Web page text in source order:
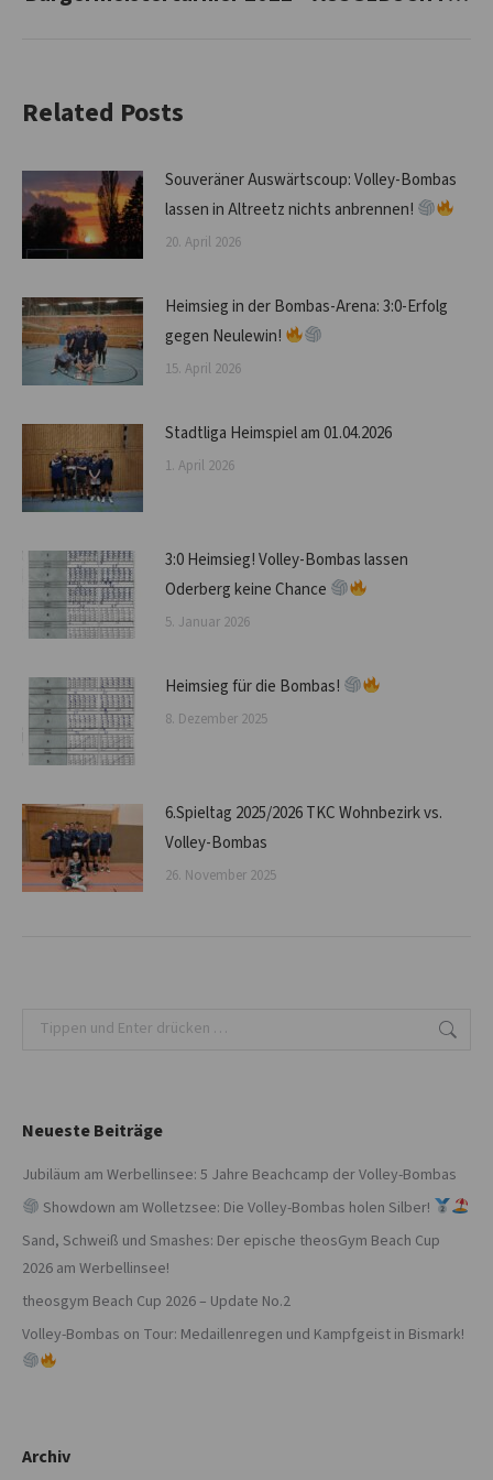
Related Posts
Souveräner Auswärtscoup: Volley-Bombas
lassen in Altreetz nichts anbrennen!
20. April 2026
Heimsieg in der Bombas-Arena: 3:0-Erfolg
gegen Neulewin!
15. April 2026
Stadtliga Heimspiel am 01.04.2026
1. April 2026
3:0 Heimsieg! Volley-Bombas lassen
Oderberg keine Chance
5. Januar 2026
Heimsieg für die Bombas!
8. Dezember 2025
6.Spieltag 2025/2026 TKC Wohnbezirk vs.
Volley-Bombas
26. November 2025
Search:
Neueste Beiträge
Jubiläum am Werbellinsee: 5 Jahre Beachcamp der Volley-Bombas
Showdown am Wolletzsee: Die Volley-Bombas holen Silber!
Sand, Schweiß und Smashes: Der epische theosGym Beach Cup
2026 am Werbellinsee!
theosgym Beach Cup 2026 – Update No.2
Volley-Bombas on Tour: Medaillenregen und Kampfgeist in Bismark!
Archiv